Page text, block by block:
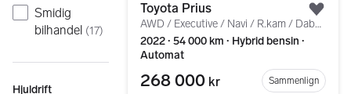
Smidig
bilhandel (17)
Hjuldrift
Toyota Prius
AWD / Executive / Navi / R.kam / Dab+ / Acc++
2022 ∙ 54 000 km ∙ Hybrid bensin ∙
Automat
268 000 kr Sammenlign